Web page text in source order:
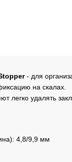
- для
на скалах.
легко удалять
4,8/9,9 мм